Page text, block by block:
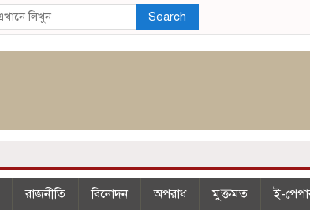
Search
রাজনীতি বিনোদন অপরাধ মুক্তমত ই-